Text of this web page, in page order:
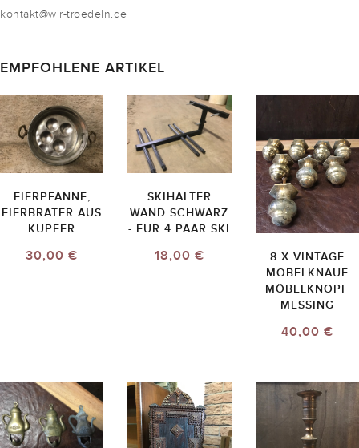
kontakt@wir-troedeln.de
EMPFOHLENE ARTIKEL
EIERPFANNE,
EIERBRATER AUS
KUPFER
30,00 €
SKIHALTER
WAND SCHWARZ
- FÜR 4 PAAR SKI
18,00 €
8 X VINTAGE
MÖBELKNAUF
MÖBELKNOPF
MESSING
40,00 €